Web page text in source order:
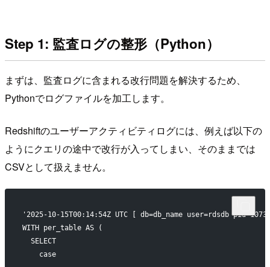
Step 1: 監査ログの整形（Python）
まずは、監査ログに含まれる改行問題を解決するため、
Pythonでログファイルを加工します。
Redshiftのユーザーアクティビティログには、例えば以下の
ようにクエリの途中で改行が入ってしまい、そのままでは
CSVとして扱えません。
'2025-10-15T00:14:54Z UTC [ db=db_name user=rdsdb
WITH per_table AS (
  SELECT
    case